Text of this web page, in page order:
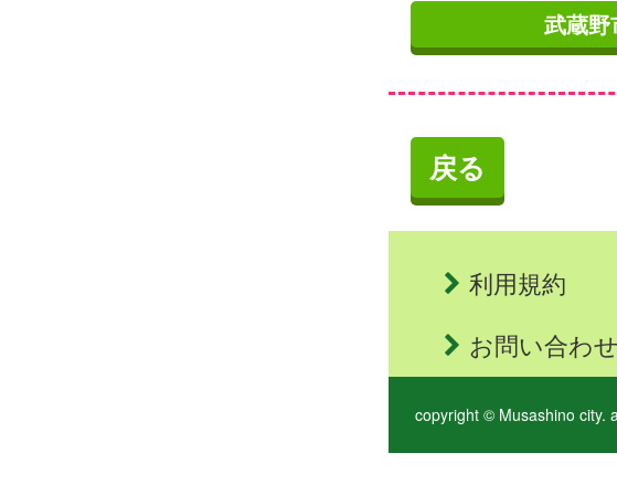
武蔵
戻る
利用規約
お問い合わせ
copyright © Musashino city.